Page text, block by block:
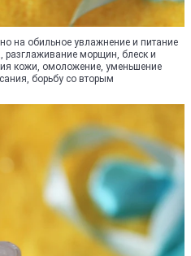
на обильное увлажнение и питание
разглаживание морщин, блеск и
кожи, омоложение, уменьшение
борьбу со вторым